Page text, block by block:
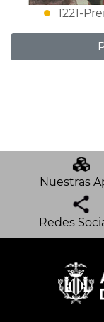
1221-
Nuestras
Redes